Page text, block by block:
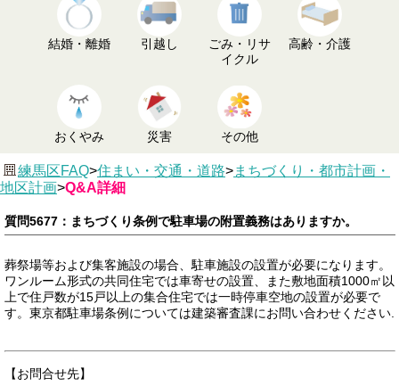
結婚・離婚 引越し
ごみ・リサ
イクル
高齢・介護
おくやみ 災害 その他
練馬区FAQ>住まい・交通・道路>まちづくり・都市計画・
地区計画>Q&A詳細
質問5677：まちづくり条例で駐車場の附置義務はありますか。
葬祭場等および集客施設の場合、駐車施設の設置が必要になります。
ワンルーム形式の共同住宅では車寄せの設置、また敷地面積1000㎡以
上で住戸数が15戸以上の集合住宅では一時停車空地の設置が必要で
す。東京都駐車場条例については建築審査課にお問い合わせください.
【お問合せ先】